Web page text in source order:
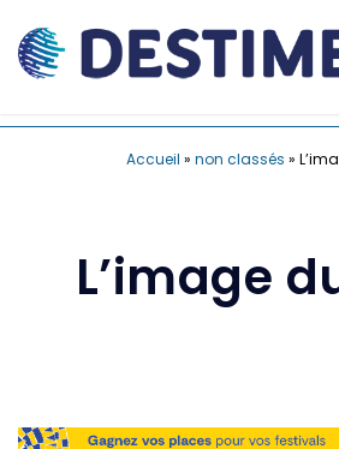
Accueil » non classés »
L’image